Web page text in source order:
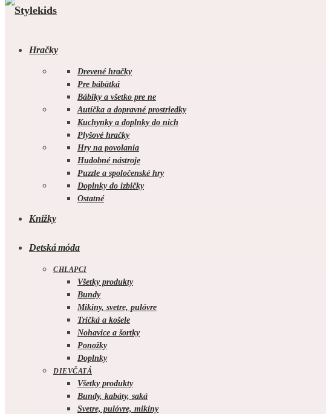
Hračky
Drevené hračky
Pre bábätká
Bábiky a všetko pre ne
Autíčka a dopravné prostriedky
Kuchynky a doplnky do nich
Plyšové hračky
Hry na povolania
Hudobné nástroje
Puzzle a spoločenské hry
Doplnky do izbičky
Ostatné
Knižky
Detská móda
CHLAPCI
Všetky produkty
Bundy
Mikiny, svetre, pulóvre
Tričká a košele
Nohavice a šortky
Ponožky
Doplnky
DIEVČATÁ
Všetky produkty
Bundy, kabáty, saká
Svetre, pulóvre, mikiny